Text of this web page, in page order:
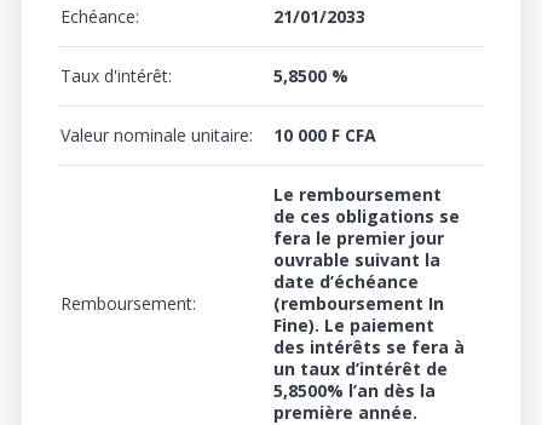
Echéance: 21/01/2033
Taux d'intérêt: 5,8500 %
Valeur nominale unitaire: 10 000 F CFA
Remboursement:
Le remboursement
de ces obligations se
fera le premier jour
ouvrable suivant la
date d’échéance
(remboursement In
Fine). Le paiement
des intérêts se fera à
un taux d’intérêt de
5,8500% l’an dès la
première année.